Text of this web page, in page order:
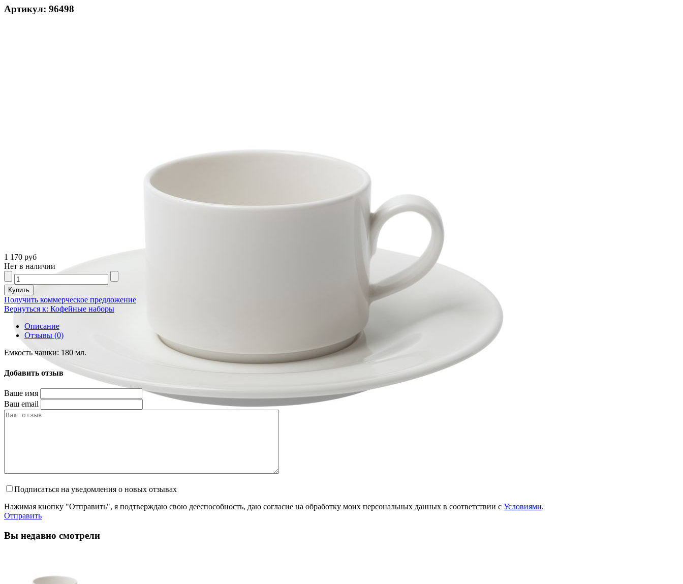
Артикул: 96498
1 170 руб
Нет в наличии
Получить коммерческое предложение
Вернуться к: Кофейные наборы
Описание
Отзывы (0)
Емкость чашки: 180 мл.
Добавить отзыв
Ваше имя
Ваш email
Подписаться на уведомления о новых отзывах
Нажимая кнопку "Отправить", я подтверждаю свою дееспособность, даю согласие на обработку моих персональных данных в соответствии с Условиями.
Отправить
Вы недавно смотрели